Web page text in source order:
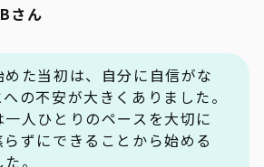
さん
た当初は、自分に自信がな
の不安が大きくありました。
人ひとりのペースを大切に
ずにできることから始める
。